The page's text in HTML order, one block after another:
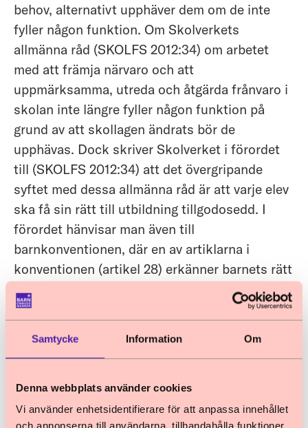
Samtycke Information Om
Denna webbplats använder cookies
Vi använder enhetsidentifierare för att anpassa innehållet
och annonserna till användarna, tillhandahålla funktioner
behov, alternativt upphäver dem om de inte
fyller någon funktion. Om Skolverkets
allmänna råd (SKOLFS 2012:34) om arbetet
med att främja närvaro och att
uppmärksamma, utreda och åtgärda frånvaro i
skolan inte längre fyller någon funktion på
grund av att skollagen ändrats bör de
upphävas. Dock skriver Skolverket i förordet
till (SKOLFS 2012:34) att det övergripande
syftet med dessa allmänna råd är att varje elev
ska få sin rätt till utbildning tillgodosedd. I
förordet hänvisar man även till
barnkonventionen, där en av artiklarna i
konventionen (artikel 28) erkänner barnets rätt
till utbildning. Länderna som undertecknat
barnkonventionen åtar sig bl.a. att särskilt
närvaro i skolan och minska antalet
någon funktion efter att ny lagstiftning trätt i